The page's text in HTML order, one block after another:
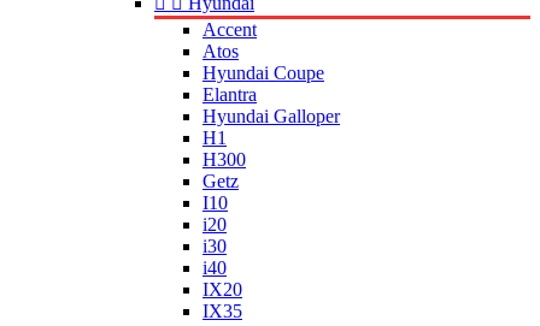
Accent
Atos
Hyundai Coupe
Elantra
Hyundai Galloper
H1
H300
Getz
I10
i20
i30
i40
IX20
IX35